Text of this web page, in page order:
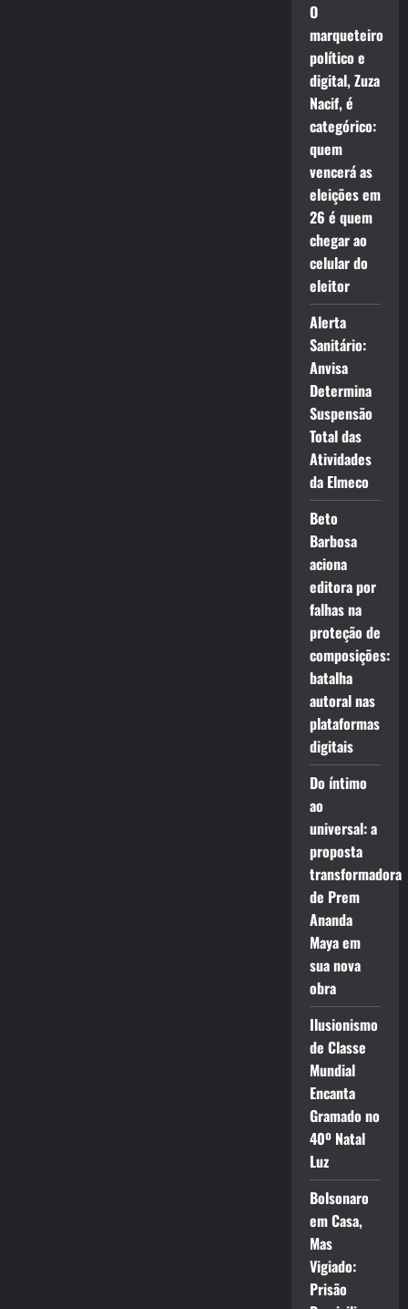
O
marqueteiro
político e
digital, Zuza
Nacif, é
categórico:
quem
vencerá as
eleições em
26 é quem
chegar ao
celular do
eleitor
Alerta
Sanitário:
Anvisa
Determina
Suspensão
Total das
Atividades
da Elmeco
Beto
Barbosa
aciona
editora por
falhas na
proteção de
composições:
batalha
autoral nas
plataformas
digitais
Do íntimo
ao
universal: a
proposta
transformadora
de Prem
Ananda
Maya em
sua nova
obra
Ilusionismo
de Classe
Mundial
Encanta
Gramado no
40º Natal
Luz
Bolsonaro
em Casa,
Mas
Vigiado:
Prisão